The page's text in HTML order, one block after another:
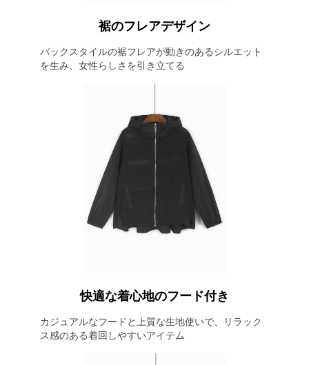
裾のフレアデザイン
バックスタイルの裾フレアが動きのあるシルエット
を生み、女性らしさを引き立てる
快適な着心地のフード付き
カジュアルなフードと上質な生地使いで、リラック
ス感のある着回しやすいアイテム